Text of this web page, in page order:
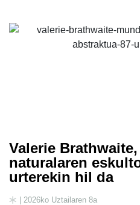
Valerie
naturalaren
urterekin hil da
| 2026ko Uztailaren 8a